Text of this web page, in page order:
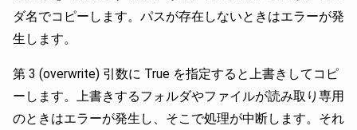
ダ名でコピーします。パスが存在しないときはエラーが発
生します。
第 3 (overwrite) 引数に True を指定すると上書きしてコピ
ーします。上書きするフォルダやファイルが読み取り専用
のときはエラーが発生し、そこで処理が中断します。それ